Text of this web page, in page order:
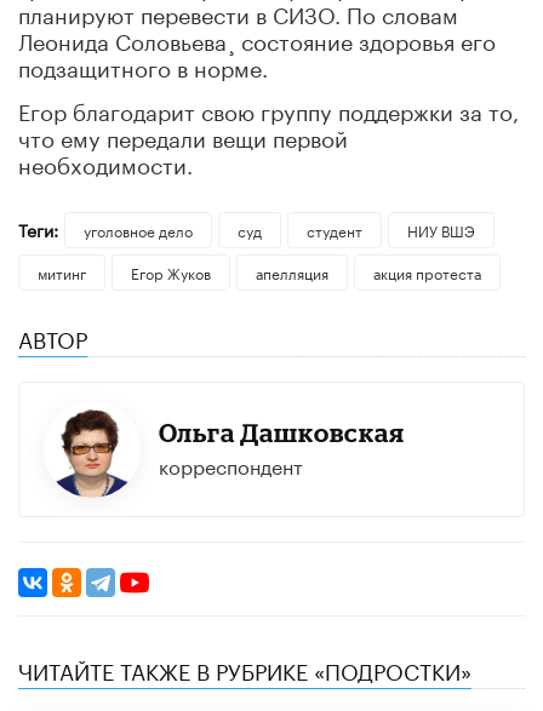
планируют перевести в СИЗО. По словам
Леонида Соловьева¸ состояние здоровья его
подзащитного в норме.
Егор благодарит свою группу поддержки за то,
что ему передали вещи первой
необходимости.
Теги: уголовное дело суд студент
НИУ ВШЭ
митинг
Егор Жуков апелляция акция протеста
АВТОР
Ольга Дашковская
корреспондент
ЧИТАЙТЕ ТАКЖЕ В РУБРИКЕ «ПОДРОСТКИ»